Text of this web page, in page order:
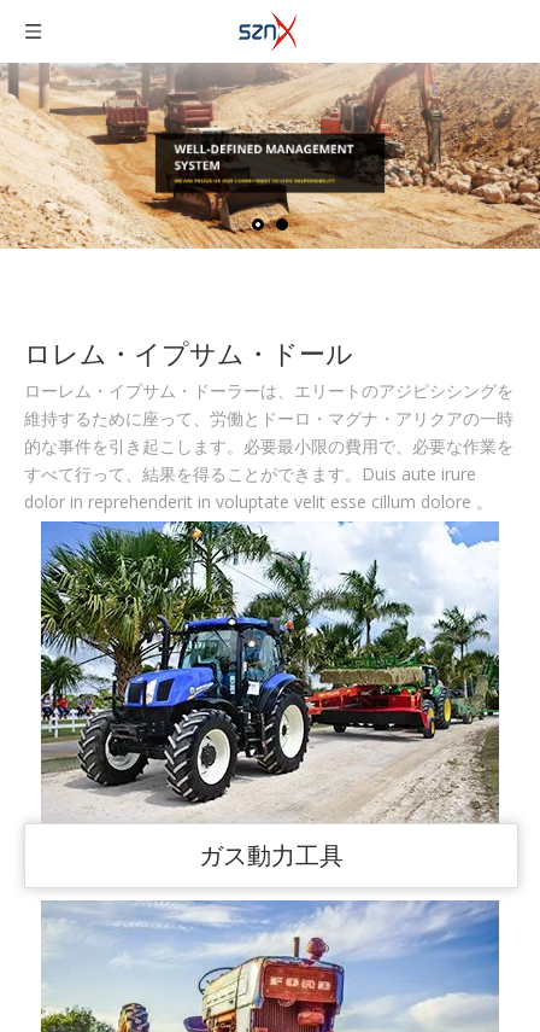
ロレム・イプサム・ドール
ローレム・イプサム・ドーラーは、エリートのアジピシシングを
維持するために座って、労働とドーロ・マグナ・アリクアの一時
的な事件を引き起こします。必要最小限の費用で、必要な作業を
すべて行って、結果を得ることができます。Duis aute irure
dolor in reprehenderit in voluptate velit esse cillum dolore 。
ガス動力工具